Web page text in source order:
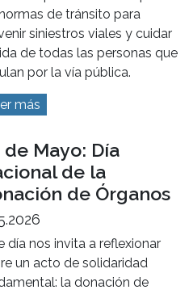
de junio | Día
de la
Vial
10 de junio se conmemora el
de la Seguridad Vial,
fecha que invita a reflexionar
la importancia de respetar
de tránsito para
siniestros viales y cuidar
de todas las personas que
por la vía pública.